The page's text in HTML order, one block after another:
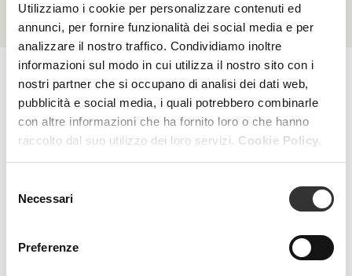
Utilizziamo i cookie per personalizzare contenuti ed
annunci, per fornire funzionalità dei social media e per
analizzare il nostro traffico. Condividiamo inoltre
informazioni sul modo in cui utilizza il nostro sito con i
nostri partner che si occupano di analisi dei dati web,
pubblicità e social media, i quali potrebbero combinarle
con altre informazioni che ha fornito loro o che hanno
raccolto dal suo utilizzo dei loro servizi. Cookie Policy.
delNecessari
Preferenze
FILTERS RESET FILTERS
Beauty Spa is a brand